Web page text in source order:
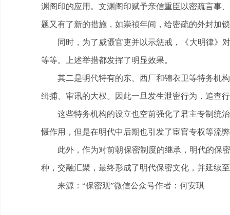
渊阁印的应用。文渊阁印赋予亲信重臣以密疏言事
题又有了新的措施，如崇祯年间，给密疏的外封加
同时，为了威慑官吏并以示惩戒，《大明律》
等等。上述举措都发挥了明显效果。
其二是明代特有的东、西厂和锦衣卫等特务机
缉捕、审讯的大权。因此一旦发生泄密行为，追查
这些特务机构的设立也空前强化了君主专制统
慑作用，但是在明代中后期也引发了宦官专权等流
此外，作为对前朝保密制度的继承，明代的保
种，交融汇聚，最终形成了明代保密文化，并延续
来源：“保密观”微信公众号作者：何安琪